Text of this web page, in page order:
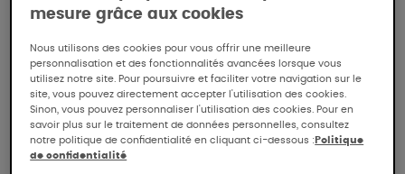
Pierre Fabre, l'expertise
dermatologique
Notre laboratoire étudie de nombreuses affections
dermatologiques auxquelles nous proposons des
mesure grâce aux cookies
Nous utilisons des cookies pour vous offrir une meilleure
personnalisation et des fonctionnalités avancées lorsque vous
utilisez notre site. Pour poursuivre et faciliter votre navigation sur le
site, vous pouvez directement accepter l'utilisation des cookies.
Sinon, vous pouvez personnaliser l'utilisation des cookies. Pour en
savoir plus sur le traitement de données personnelles, consultez
notre politique de confidentialité en cliquant ci-dessous :Politique
de confidentialité